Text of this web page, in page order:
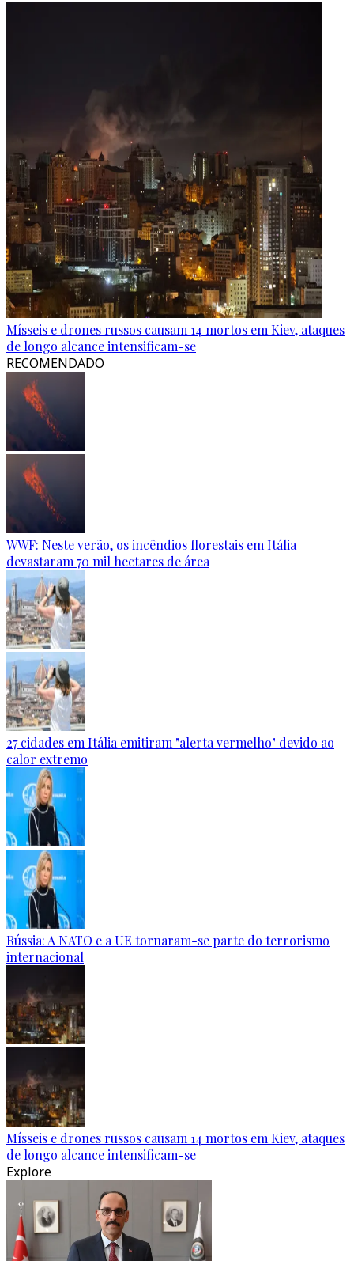
Mísseis e drones russos causam 14 mortos em Kiev, ataques
de longo alcance intensificam-se
RECOMENDADO
WWF: Neste verão, os incêndios florestais em Itália
devastaram 70 mil hectares de área
27 cidades em Itália emitiram "alerta vermelho" devido ao
calor extremo
Rússia: A NATO e a UE tornaram-se parte do terrorismo
internacional
Mísseis e drones russos causam 14 mortos em Kiev, ataques
de longo alcance intensificam-se
Explore